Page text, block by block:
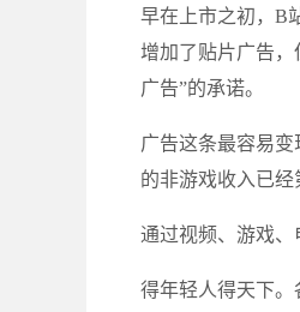
早在上市之初，B
增加了贴片广告，
广告”的承诺。
广告这条最容易
的非游戏收入已
通过视频、游戏、
得年轻人得天下